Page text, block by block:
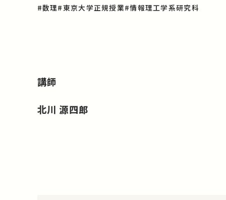
#数理#東京大学正規授業#情報理工学系研究科
講師
北川 源四郎